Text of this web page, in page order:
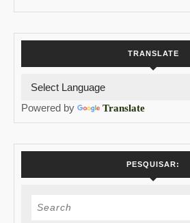
ao
som
house
music
e
bar
de
TRANSLATE
Powered by Translate
PESQUISAR:
Search